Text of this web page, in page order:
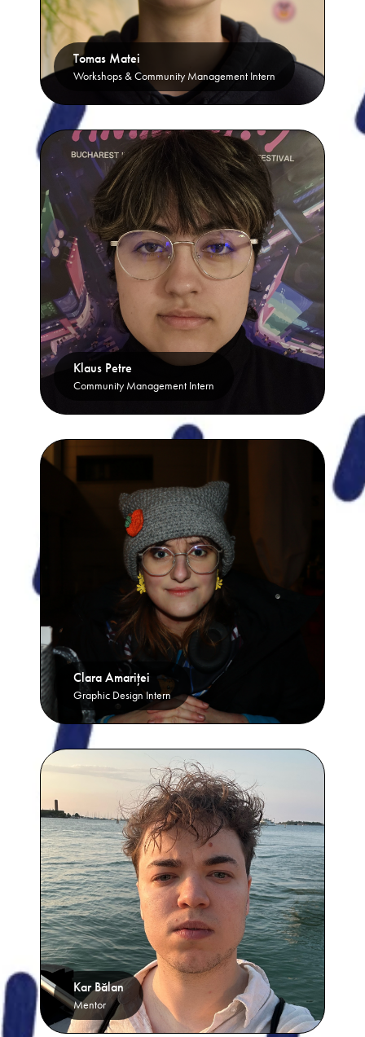
Tomas Matei
Workshops & Community Management Intern
Klaus Petre
Community Management Intern
Clara Amariței
Graphic Design Intern
Kar Bălan
Mentor